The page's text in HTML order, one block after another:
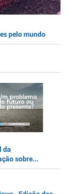
pelo mundo
da
sobre...